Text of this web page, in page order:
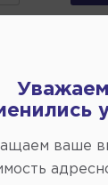
отзыв
43,
ваше